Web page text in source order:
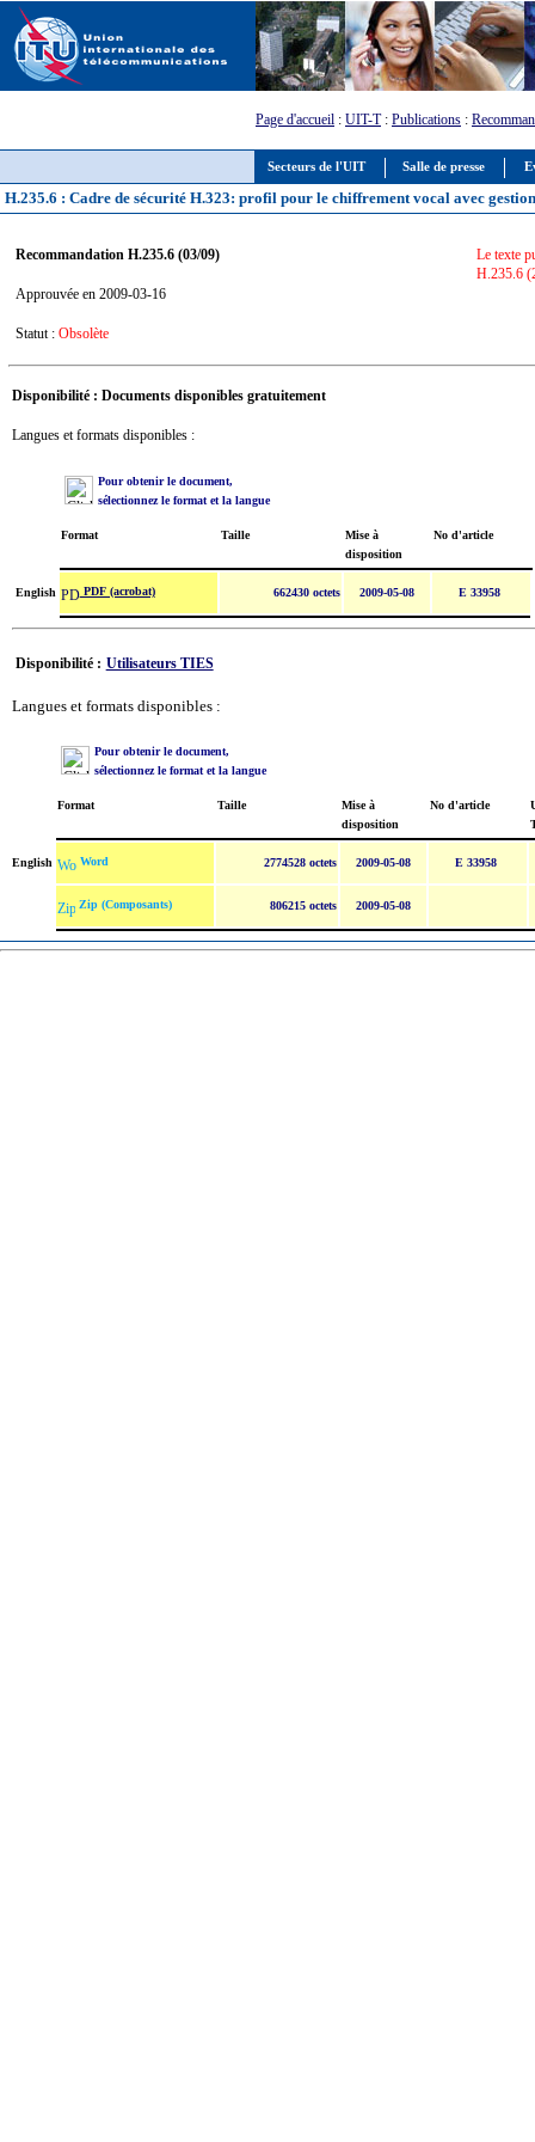
Secteurs de l'UIT Salle de presse
Page d'accueil : UIT-T: Publications :
H.235.6 : Cadre de sécurité H.323: profil pour le chiffrement vocal avec
Recommandation H.235.6 (03/09)
Approuvée en 2009-03-16
Statut : Obsolète
Le texte
H.235.6
Disponibilité : Documents disponibles gratuitement
Langues et formats disponibles :
Pour obtenir le document,
sélectionnez le format et la langue
Format Taille
Mise à
disposition
No d'article
English PDF (acrobat) 662430 octets 2009-05-08 E 33958
Disponibilité : Utilisateurs TIES
Langues et formats disponibles :
Pour obtenir le document,
sélectionnez le format et la langue
Format Taille
Mise à
disposition
No d'article
English Word 2774528 octets 2009-05-08 E 33958
Zip (Composants) 806215 octets 2009-05-08